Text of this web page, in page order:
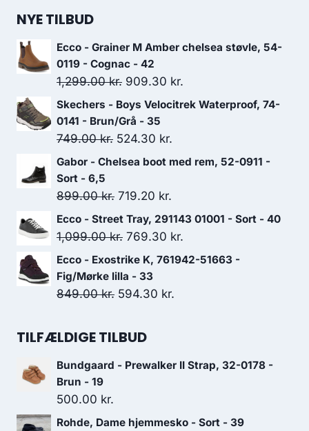
NYE TILBUD
Ecco - Grainer M Amber chelsea støvle, 54-
0119 - Cognac - 42
1,299.00kr. Den
oprindelige
pris
var:
1,299.00 kr..
909.30 kr.
aktuelle
909.30 kr..
Skechers - Boys Velocitrek Waterproof, 74-
0141 - Brun/Grå - 35
749.00kr. Den
oprindelige
var:
749.00 kr..
524.30 kr.
aktuelle
524.30 kr..
Gabor - Chelsea boot med rem, 52-0911 -
Sort - 6,5
899.00kr. Den
oprindelige
pris
899.00 kr..
719.20 kr.
aktuelle
pris
Ecco - Street Tray, 291143 01001 - Sort - 40
1,099.00kr. Den
oprindelige
pris
var:
769.30 kr.
aktuelle
Ecco - Exostrike K, 761942-51663 -
Fig/Mørke lilla - 33
849.00kr. Den
pris
849.00 kr..
594.30 kr.
594.30 kr..
TILFÆLDIGE TILBUD
Bundgaard - Prewalker II Strap, 32-0178 -
Brun - 19
500.00 kr.
Rohde, Dame hjemmesko - Sort - 39